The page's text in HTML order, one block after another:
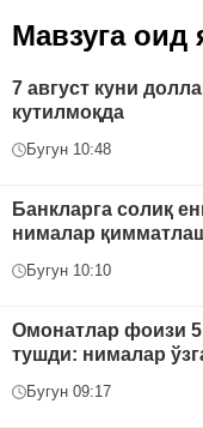
Мавзуга оид
7 август куни
кутилмоқда
Бугун 10:48
Банкларга солиқ
нималар
Бугун 10:10
Омонатлар фоизи
тушди: нималар
Бугун 09:17